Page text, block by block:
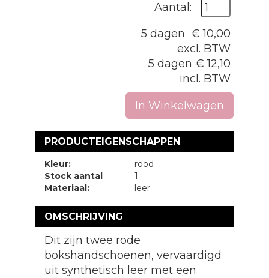
Aantal:
5 dagen € 10,00
excl. BTW
5 dagen € 12,10
incl. BTW
In Winkelwagen
PRODUCTEIGENSCHAPPEN
Kleur:
rood
Stock aantal
1
Materiaal:
leer
OMSCHRIJVING
Dit zijn twee rode
bokshandschoenen, vervaardigd
uit synthetisch leer met een